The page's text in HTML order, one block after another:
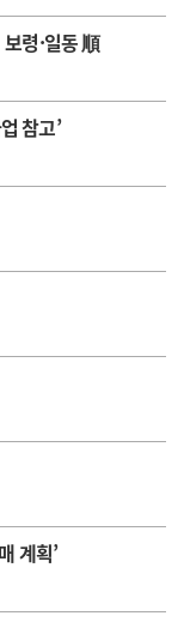
령·일동 順
참고’
계획’